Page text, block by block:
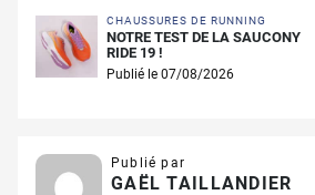
CHAUSSURES DE RUNNING
NOTRE TEST DE LA SAUCONY
RIDE 19 !
Publié le 07/08/2026
Publié par
GAËL TAILLANDIER